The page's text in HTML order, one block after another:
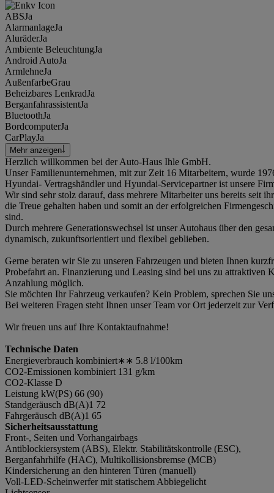
ABSJa
AlarmanlageJa
AluräderJa
Ambiente BeleuchtungJa
Android AutoJa
ArmlehneJa
AußenfarbeGrau
Beheizbares LenkradJa
BerganfahrassistentJa
BluetoothJa
BordcomputerJa
CarPlayJa
Mehr anzeigen
Herzlich willkommen bei der Auto-Haus Ihle GmbH.
Unser Familienunternehmen, mit zur Zeit 16 Mitarbeitern, wurde
Hyundai- Vertragshändler und Hyundai-Servicepartner ist unsere
Wir sind sehr stolz darauf, dass mehrere Mitarbeiter uns bereits seit
die Treue gehalten haben und somit an der erfolgreichen
sind.
Durch mehrere Generationswechsel ist unser Autohaus über den
dynamisch, zukunftsorientiert und flexibel geblieben.
Gerne beraten wir Sie zu unseren Fahrzeugen und bieten Ihnen
Probefahrt an. Finanzierung und Leasing sind bei uns zu attraktiven
Anzahlung möglich.
Sie möchten Ihr Fahrzeug verkaufen? Kein Problem, sprechen Sie
Bei weiteren Fragen steht Ihnen unser Team vor Ort jederzeit zur
Wir freuen uns auf Ihre Kontaktaufnahme!
Technische Daten
Energieverbrauch kombiniert∗∗ 5.8 l/100km
CO2-Emissionen kombiniert 131 g/km
CO2-Klasse D
Leistung kW(PS) 66 (90)
Standgeräusch dB(A)1 72
Fahrgeräusch dB(A)1 65
Sicherheitsausstattung
Front-, Seiten und Vorhangairbags
Antiblockiersystem (ABS), Elektr. Stabilitätskontrolle (ESC),
Berganfahrhilfe (HAC), Multikollisionsbremse (MCB)
Kindersicherung an den hinteren Türen (manuell)
Voll-LED-Scheinwerfer mit statischem Abbiegelicht